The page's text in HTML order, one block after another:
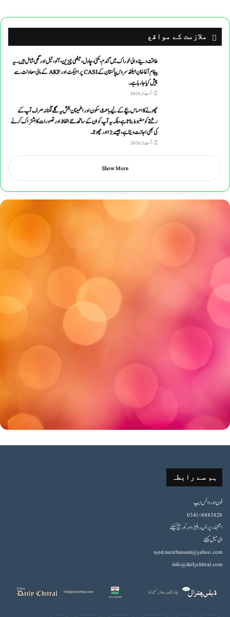
ملازمت کے مواقع
طاقت دینے والی خوراک میں گندم ،مکئی ،چاول،میٹھی چیزین ،آلو،تیل اورگھی شامل ہیں۔یہ
پیغام آغاخان ہیلتھ سروس پاکستان کے CASI پراجیکٹ اور AKF کے مالی معاونت سے
پیش کیاجارہاہے۔
اگست 1, 2026
چھونے کا احساس بچے کے لیے باعث سکون اور اطمینان بخش یہ گلے لگنا نہ صرف آپ کے
رشتے کو مضبوط بناتا ہے، بلکہ یہ آپ کو ان کے ساتھ نئے الفاظ اور تصورات کا اشتراک کرنے
کی بھی اجازت دیتا ہے ، جیسے بڑا اور چھوٹا۔
اگست 1, 2026
Show More
ہم سے رابطہ
فون اورواٹس ایپ
0341-8883828
اشتہار،پریس ریلیز، اور کوریج کیلئے
ای میل کیجئے
syed.nazirhussain@yahoo.com
info@dailychitral.com